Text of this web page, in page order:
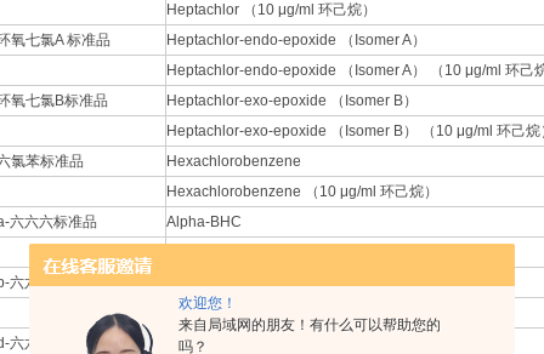
欢迎您！
来自局域网的朋友！有什么可以帮助您的
吗？
Heptachlor （10 μg/ml 环己烷）
氧七氯A 标准品
Heptachlor-endo-epoxide （Isomer A）
Heptachlor-endo-epoxide （Isomer A） （10 μg/ml 环己
氧七氯B标准品
Heptachlor-exo-epoxide （Isomer B）
Heptachlor-exo-epoxide （Isomer B） （10 μg/ml 环己烷
氯苯标准品
Hexachlorobenzene
Hexachlorobenzene （10 μg/ml 环己烷）
六六六标准品
Alpha-BHC
六六六标准品
Beta-BHC
Beta-BHC （10 μg/ml 环己烷）
六六六标准品
Delta-BHC